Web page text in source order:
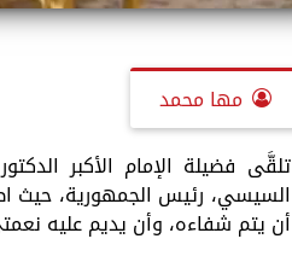
مها محمد
تلقَّى فضيلة الإمام الأكبر
السيسي، رئيس الجمهورية، حيث
أن يتم شفاءه، وأن يديم عليه